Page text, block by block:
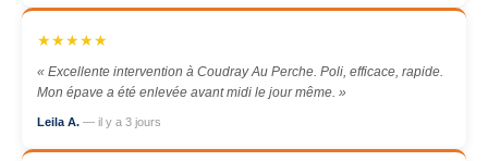
★★★★★
« Excellente intervention à Coudray Au Perche. Poli, efficace, rapide.
Mon épave a été enlevée avant midi le jour même. »
Leila A. — il y a 3 jours